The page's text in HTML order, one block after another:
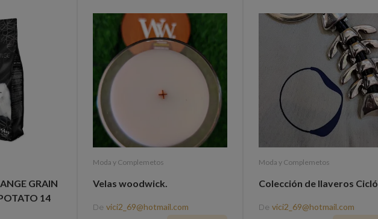
GRAIN
14
Moda y Complemetos
Velas woodwick.
De vici2_69@hotmail.com
Moda y Complemetos
Colección de llaveros
De vici2_69@hotmail.com